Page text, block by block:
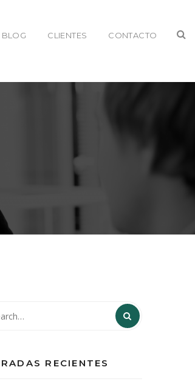
BLOG CLIENTES CONTACTO
RECIENTES